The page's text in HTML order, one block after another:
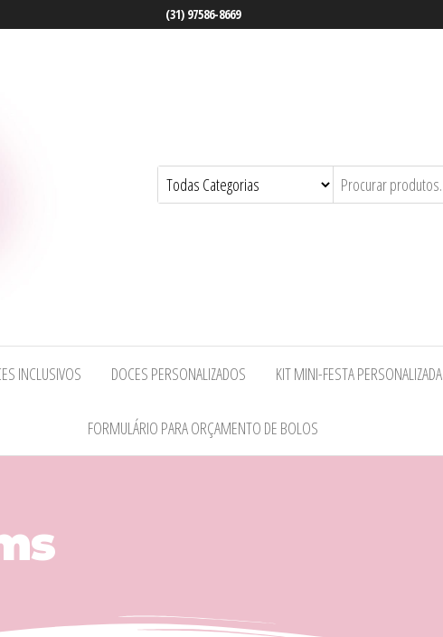
(31) 97586-8669
INCLUSIVOS DOCES PERSONALIZADOS KIT MINI-FESTA PERSONALIZADA
FORMULÁRIO PARA ORÇAMENTO DE BOLOS